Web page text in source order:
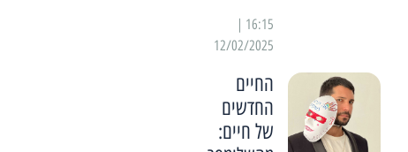
12/02/2025
החיים
החדשים
של חיים: